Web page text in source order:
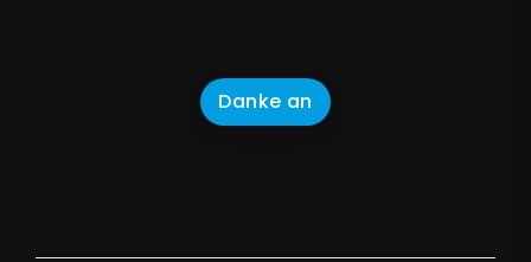
Danke an